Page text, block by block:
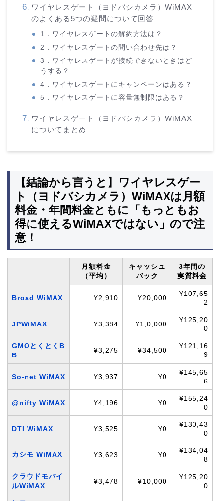
ワイヤレスゲート（ヨドバシカメラ）WiMAX
のよくある5つの疑問について回答
1．ワイヤレスゲートの解約方法は？
2．ワイヤレスゲートの問い合わせ先は？
3．ワイヤレスゲートが接続できないときはど
うする？
4．ワイヤレスゲートにキャンペーンはある？
5．ワイヤレスゲートに容量無制限はある？
ワイヤレスゲート（ヨドバシカメラ）WiMAX
についてまとめ
【結論から言うと】ワイヤレスゲー
ト（ヨドバシカメラ）WiMAXは月額
料金・年間料金ともに「もっともお
得に使えるWiMAXではない」ので注
意！
月額料金
（平均）
キャッシュ
バック
3年間の
実質料金
Broad WiMAX ¥2,910 ¥20,000
¥107,65
2
JPWiMAX ¥3,384 ¥1,0,000
¥125,20
0
GMOとくとくB
B
¥3,275 ¥34,500
¥121,16
9
So-net WiMAX ¥3,937 ¥0
¥145,65
6
@nifty WiMAX ¥4,196 ¥0
¥155,24
0
DTI WiMAX ¥3,525 ¥0
¥130,43
0
カシモ WiMAX ¥3,623 ¥0
¥134,04
8
クラウドモバイ
ルWiMAX
¥3,478 ¥10,000
¥125,20
0